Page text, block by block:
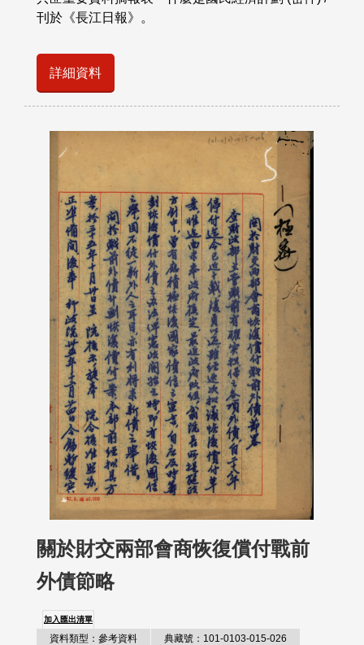
刊於《長江日報》。
詳細資料
關於財交兩部會商恢復償付戰前
外債節略
加入匯出清單
資料類型：參考資料 典藏號：101-0103-015-026